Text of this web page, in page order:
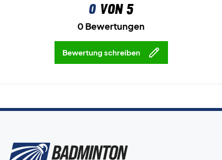
0von 5
0 Bewertungen
Bewertung schreiben